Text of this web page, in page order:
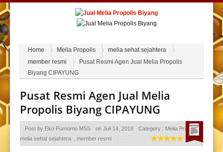
Home Melia Propolis
melia sehat sejahtera
member resmi
Pusat Resmi Agen Jual Melia Propolis
Biyang CIPAYUNG
Pusat Resmi Agen Jual Melia
Propolis Biyang CIPAYUNG
Post byEko Purnomo MSS onJuli 14, 2018 Category :Melia Propolis
melia sehat sejahtera ,member resmi